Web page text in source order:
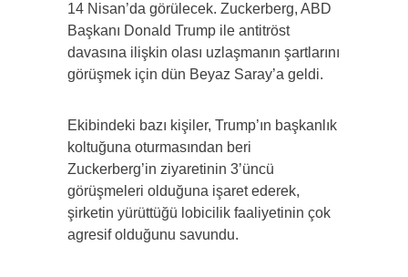
14 Nisan’da görülecek. Zuckerberg, ABD
Başkanı Donald Trump ile antitröst
davasına ilişkin olası uzlaşmanın şartlarını
görüşmek için dün Beyaz Saray’a geldi.
Ekibindeki bazı kişiler, Trump’ın başkanlık
koltuğuna oturmasından beri
Zuckerberg’in ziyaretinin 3’üncü
görüşmeleri olduğuna işaret ederek,
şirketin yürüttüğü lobicilik faaliyetinin çok
agresif olduğunu savundu.